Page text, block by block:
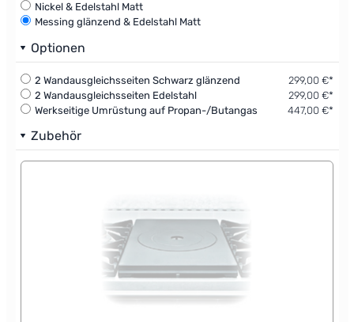
Nickel & Edelstahl Matt
Messing glänzend & Edelstahl Matt
Optionen
2 Wandausgleichsseiten Schwarz glänzend
299,00 €*
2 Wandausgleichsseiten Edelstahl
299,00 €*
Werkseitige Umrüstung auf Propan-/Butangas
447,00 €*
Zubehör